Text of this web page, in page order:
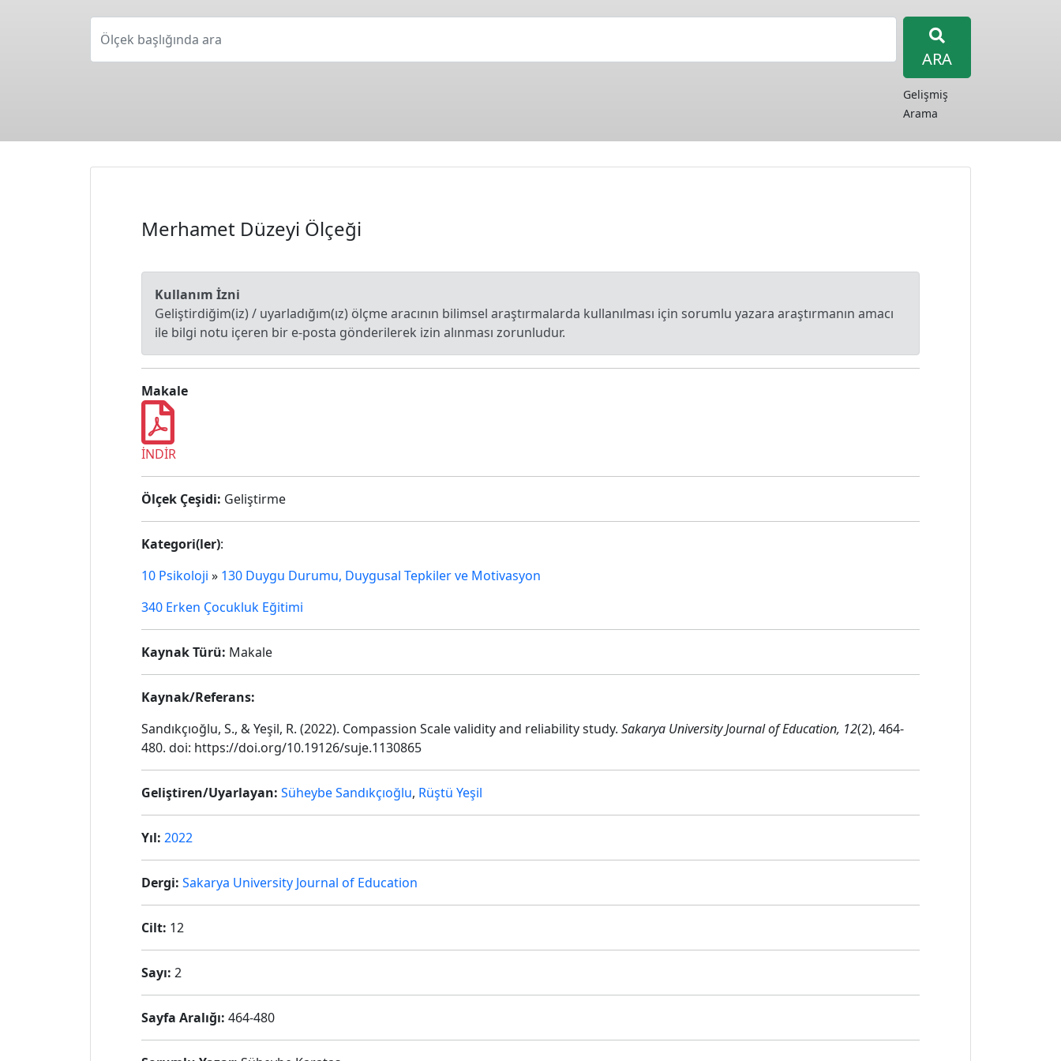
Ölçek başlığında ara
ARA
Gelişmiş
Arama
Merhamet Düzeyi Ölçeği
Kullanım İzni
Geliştirdiğim(iz) / uyarladığım(ız) ölçme aracının bilimsel araştırmalarda kullanılması için sorumlu yazara araştırmanın amacı
ile bilgi notu içeren bir e-posta gönderilerek izin alınması zorunludur.
Makale
İNDİR
Ölçek Çeşidi: Geliştirme
Kategori(ler):
10 Psikoloji » 130 Duygu Durumu, Duygusal Tepkiler ve Motivasyon
340 Erken Çocukluk Eğitimi
Kaynak Türü: Makale
Kaynak/Referans:
Sandıkçıoğlu, S., & Yeşil, R. (2022). Compassion Scale validity and reliability study. Sakarya University Journal of Education, 12(2), 464-
480. doi: https://doi.org/10.19126/suje.1130865
Geliştiren/Uyarlayan: Süheybe Sandıkçıoğlu, Rüştü Yeşil
Yıl: 2022
Dergi: Sakarya University Journal of Education
Cilt: 12
Sayı: 2
Sayfa Aralığı: 464-480